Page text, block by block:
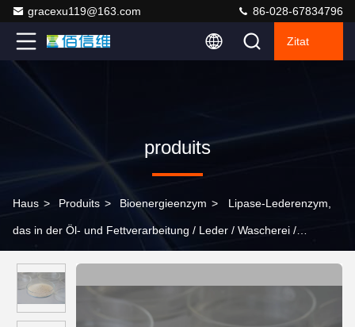
gracexu119@163.com 86-028-67834796
Zitat
produits
Haus > Produits > Bioenergieenzym > Lipase-Lederenzym,
das in der Öl- und Fettverarbeitung / Leder / Wascherei /